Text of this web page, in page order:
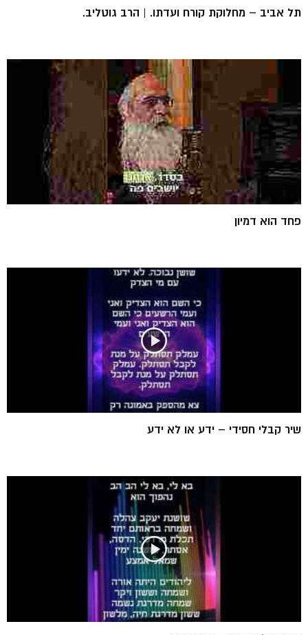
תל אביב – מחלוקת קורח ועדתו. | הרב גוטליב.
פחד הוא דמיון
שיר קבלי חסידי – ידע או לא ידע